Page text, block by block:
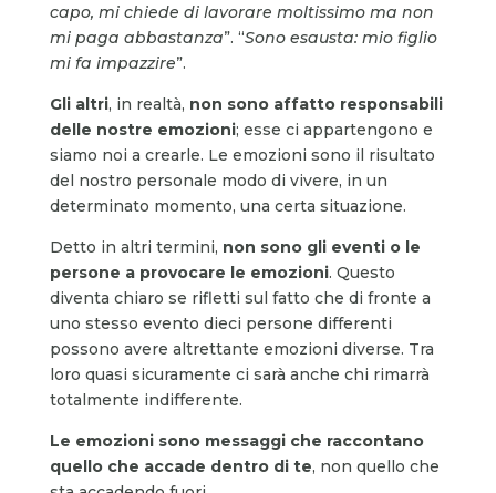
capo, mi chiede di lavorare moltissimo ma non
mi paga abbastanza”. “Sono esausta: mio figlio
mi fa impazzire”.
Gli altri, in realtà, non sono affatto responsabili
delle nostre emozioni; esse ci appartengono e
siamo noi a crearle. Le emozioni sono il risultato
del nostro personale modo di vivere, in un
determinato momento, una certa situazione.
Detto in altri termini, non sono gli eventi o le
persone a provocare le emozioni. Questo
diventa chiaro se rifletti sul fatto che di fronte a
uno stesso evento dieci persone differenti
possono avere altrettante emozioni diverse. Tra
loro quasi sicuramente ci sarà anche chi rimarrà
totalmente indifferente.
Le emozioni sono messaggi che raccontano
quello che accade dentro di te, non quello che